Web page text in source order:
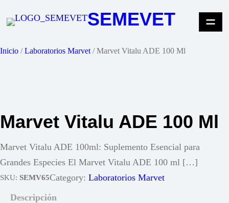
SEMEVET
Inicio /Laboratorios Marvet / Marvet Vitalu ADE 100 Ml
Marvet Vitalu ADE 100 Ml
Marvet Vitalu ADE 100ml: Suplemento Esencial para
Grandes Especies El Marvet Vitalu ADE 100 ml […]
SKU: SEMV65Category: Laboratorios Marvet
Descripción